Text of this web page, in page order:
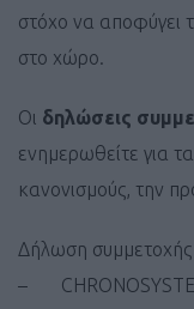
στόχο να αποφύγει
στο χώρο.
Οι δηλώσεις
ενημερωθείτε για
κανονισμούς, την
Δήλωση
–